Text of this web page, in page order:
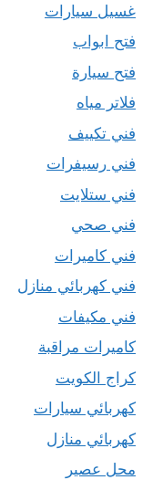
غسيل سيارات
فتح ابواب
فتح سيارة
فلاتر مياه
فني تكييف
فني رسيفرات
فني ستلايت
فني صحي
فني كاميرات
فني كهربائي منازل
فني مكيفات
كاميرات مراقبة
كراج الكويت
كهربائي سيارات
كهربائي منازل
محل عصير